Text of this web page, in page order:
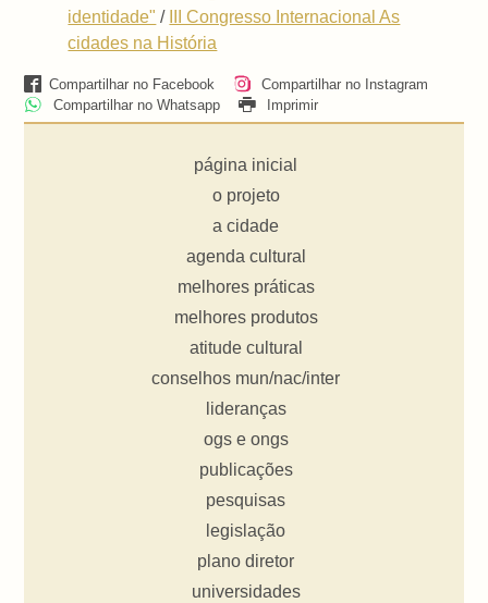
identidade" /
III Congresso Internacional As
cidades na História
Compartilhar no Facebook
Compartilhar no Instagram
Compartilhar no Whatsapp
Imprimir
página inicial
o projeto
a cidade
agenda cultural
melhores práticas
melhores produtos
atitude cultural
conselhos mun/nac/inter
lideranças
ogs e ongs
publicações
pesquisas
legislação
plano diretor
universidades